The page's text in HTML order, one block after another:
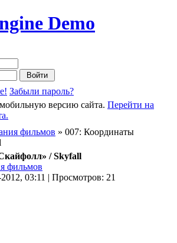
Demo
Забыли пароль?
версию сайта. Перейти на
фильмов » 007: Координаты
/ Skyfall
фильмов
03:11 | Просмотров: 21